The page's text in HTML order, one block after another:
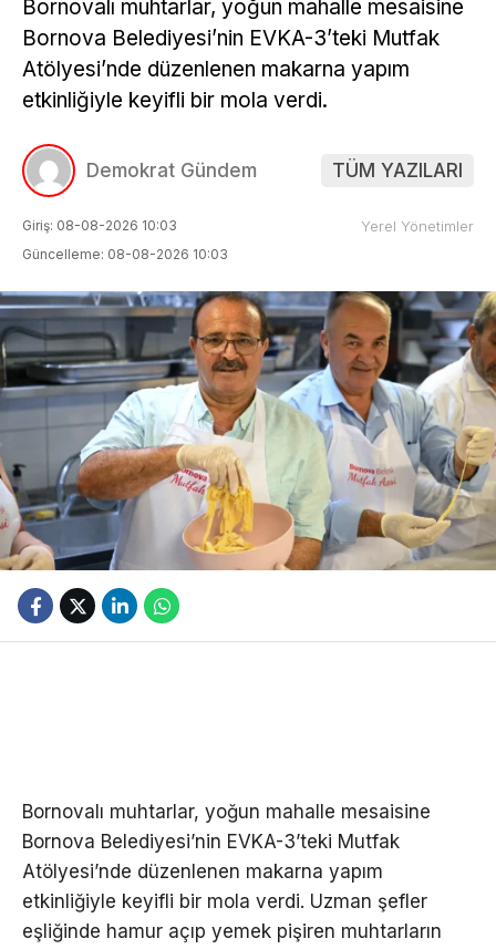
Bornovalı muhtarlar, yoğun mahalle mesaisine
Bornova Belediyesi’nin EVKA-3’teki Mutfak
Atölyesi’nde düzenlenen makarna yapım
etkinliğiyle keyifli bir mola verdi.
Demokrat Gündem TÜM YAZILARI
Giriş: 08-08-2026 10:03
Güncelleme: 08-08-2026 10:03
Yerel Yönetimler
Bornovalı muhtarlar, yoğun mahalle mesaisine
Bornova Belediyesi’nin EVKA-3’teki Mutfak
Atölyesi’nde düzenlenen makarna yapım
etkinliğiyle keyifli bir mola verdi. Uzman şefler
eşliğinde hamur açıp yemek pişiren muhtarların